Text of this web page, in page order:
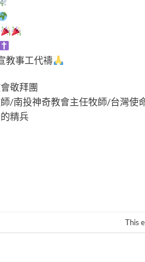
教事工代禱
敬拜團
/南投神奇教會主任牧師/台灣使
精兵
This